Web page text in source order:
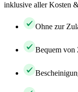
inklusive aller Kosten
Ohne zur
Bequem von